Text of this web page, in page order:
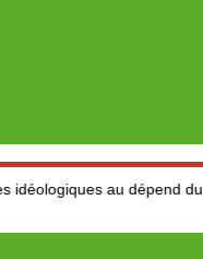
dépend du secteur